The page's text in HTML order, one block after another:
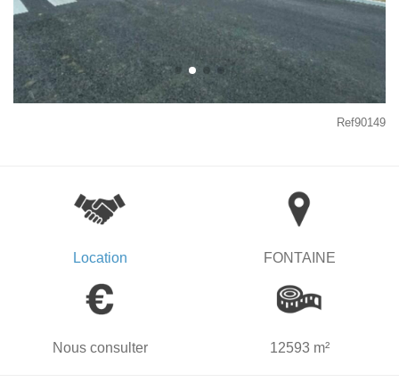
Ref90149
Location FONTAINE
Nous consulter 12593 m²